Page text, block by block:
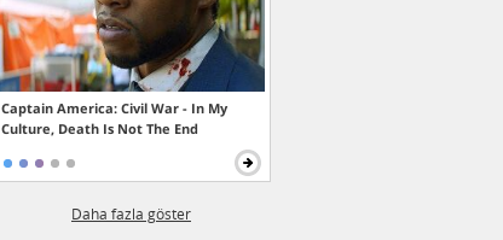
Captain America: Civil War - In My
Culture, Death Is Not The End
Daha fazla göster